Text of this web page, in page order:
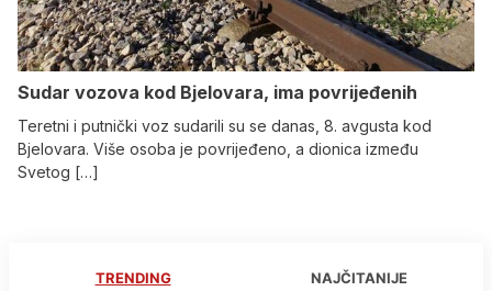
Sudar vozova kod Bjelovara, ima povrijeđenih
Teretni i putnički voz sudarili su se danas, 8. avgusta kod
Bjelovara. Više osoba je povrijeđeno, a dionica između
Svetog […]
TRENDING NAJČITANIJE